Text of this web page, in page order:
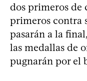
dos primeros de
primeros contra
pasarán a la
las medallas de
pugnarán por el